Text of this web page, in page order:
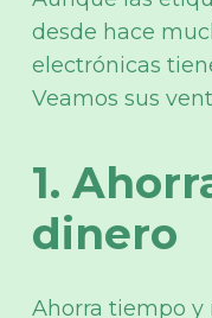
desde hace
electrónicas
Veamos sus
1.
dinero
Ahorra tiempo y